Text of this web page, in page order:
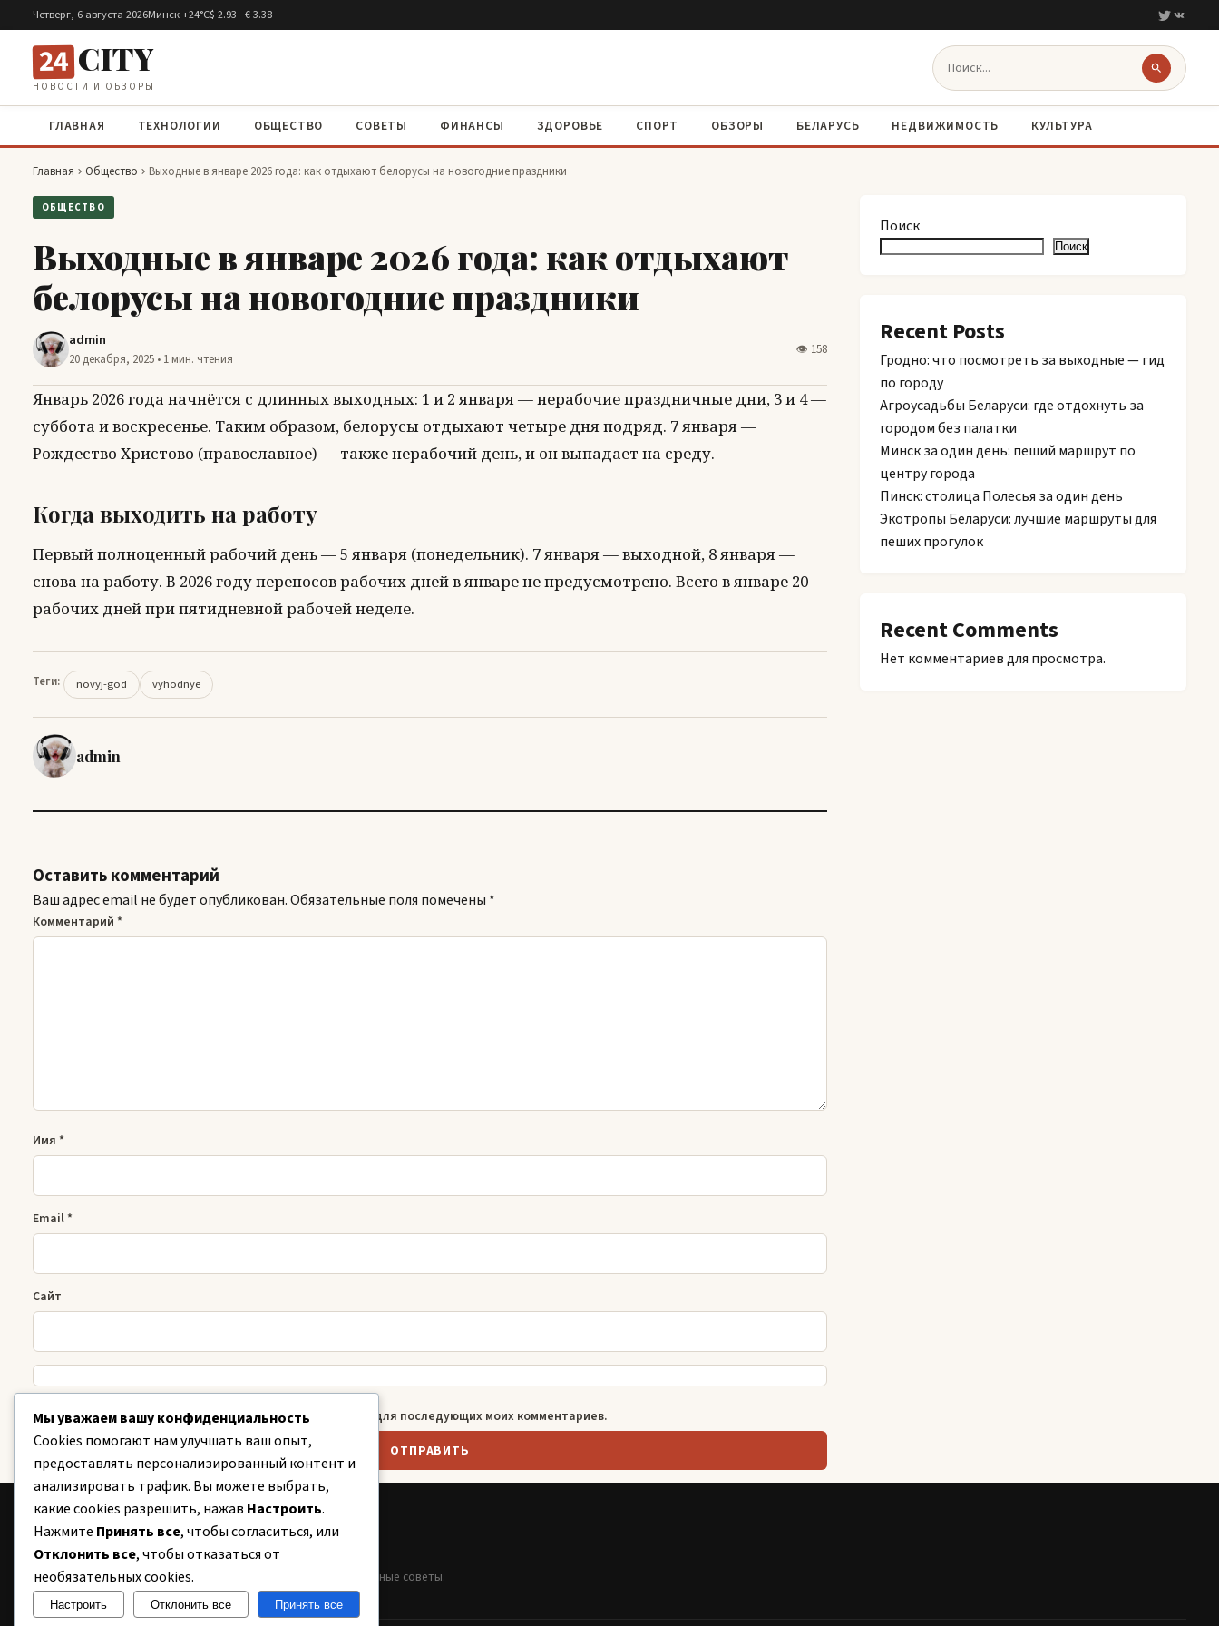
Перейти к содержимому
Четверг, 6 августа 2026Минск +24°C$ 2.93 € 3.38
24 CITY
НОВОСТИ И ОБЗОРЫ
ГЛАВНАЯ ТЕХНОЛОГИИ ОБЩЕСТВО СОВЕТЫ ФИНАНСЫ ЗДОРОВЬЕ СПОРТ ОБЗОРЫ БЕЛАРУСЬ НЕДВИЖИМОСТЬ КУЛЬТУРА
Главная Общество Выходные в январе 2026 года: как отдыхают белорусы на новогодние праздники
ОБЩЕСТВО
Выходные в январе 2026 года: как отдыхают
белорусы на новогодние праздники
admin
20 декабря, 2025 • 1 мин. чтения
👁 158
Январь 2026 года начнётся с длинных выходных: 1 и 2 января — нерабочие праздничные дни, 3 и 4 —
суббота и воскресенье. Таким образом, белорусы отдыхают четыре дня подряд. 7 января —
Рождество Христово (православное) — также нерабочий день, и он выпадает на среду.
Когда выходить на работу
Первый полноценный рабочий день — 5 января (понедельник). 7 января — выходной, 8 января —
снова на работу. В 2026 году переносов рабочих дней в январе не предусмотрено. Всего в январе 20
рабочих дней при пятидневной рабочей неделе.
Теги: novyj-god vyhodnye
admin
Оставить комментарий
Ваш адрес email не будет опубликован.Обязательные поля помечены *
Комментарий *
Имя *
Email*
Сайт
Сохранить моё имя, email и адрес сайта в этом браузере для последующих моих комментариев.
Поиск
Поиск
Recent Posts
Гродно: что посмотреть за выходные — гид
по городу
Агроусадьбы Беларуси: где отдохнуть за
городом без палатки
Минск за один день: пеший маршрут по
центру города
Пинск: столица Полесья за один день
Экотропы Беларуси: лучшие маршруты для
пеших прогулок
Recent Comments
Нет комментариев для просмотра.
24 CITY
Информационный портал Беларуси. Новости, аналитика, полезные советы.
Мы уважаем вашу конфиденциальность
Cookies помогают нам улучшать ваш опыт,
предоставлять персонализированный контент и
анализировать трафик. Вы можете выбрать,
какие cookies разрешить, нажав Настроить.
Нажмите Принять все, чтобы согласиться, или
Отклонить все, чтобы отказаться от
необязательных cookies.
Настроить Отклонить все Принять все